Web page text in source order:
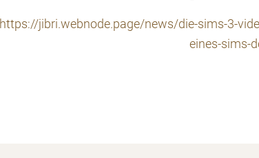
https://jibri.webnode.page/news/die-sims-3-
eines-sims-